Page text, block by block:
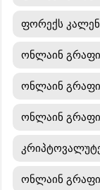
ფორექს
ონლაინ
ონლაინ
ონლაინ
ონლაინ